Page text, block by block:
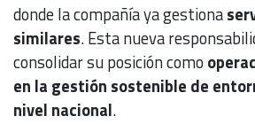
donde la compañía ya gestiona
similares. Esta nueva
consolidar su posición como
en la gestión sostenible de
nivel nacional.